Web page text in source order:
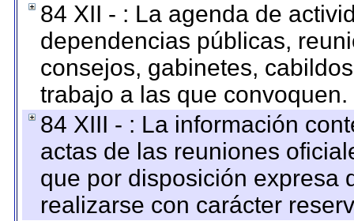
84 XII - : La agenda de
dependencias públicas,
consejos, gabinetes,
trabajo a las que convoquen.
84 XIII - : La información
actas de las reuniones
que por disposición expresa
realizarse con carácter